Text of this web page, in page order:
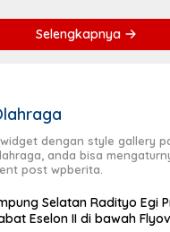
Selengkapnya
dengan style gallery
anda bisa
post wpberita.
Selatan Radityo Egi
Eselon II di bawah